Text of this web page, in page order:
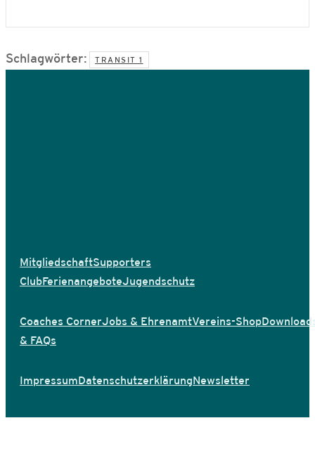
Schlagwörter: TRANSIT 1
MitgliedschaftSupporters
ClubFerienangeboteJugendschutz
Coaches CornerJobs & EhrenamtVereins-Shop
& FAQs
ImpressumDatenschutzerklärungNewsletter